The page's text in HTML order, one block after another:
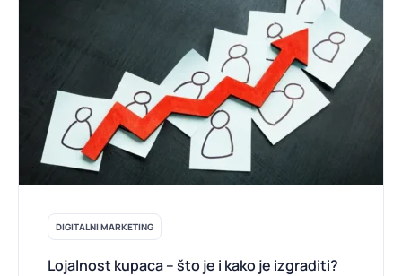
DIGITALNI MARKETING
Lojalnost kupaca – što je i kako je izgraditi?